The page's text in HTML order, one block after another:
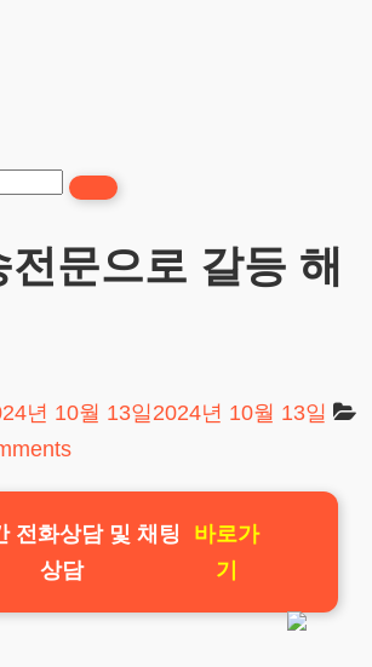
문으로 갈등 해
년 10월 13일 2024년 10월 13일
전화상담 및 채팅
상담
바로가
기